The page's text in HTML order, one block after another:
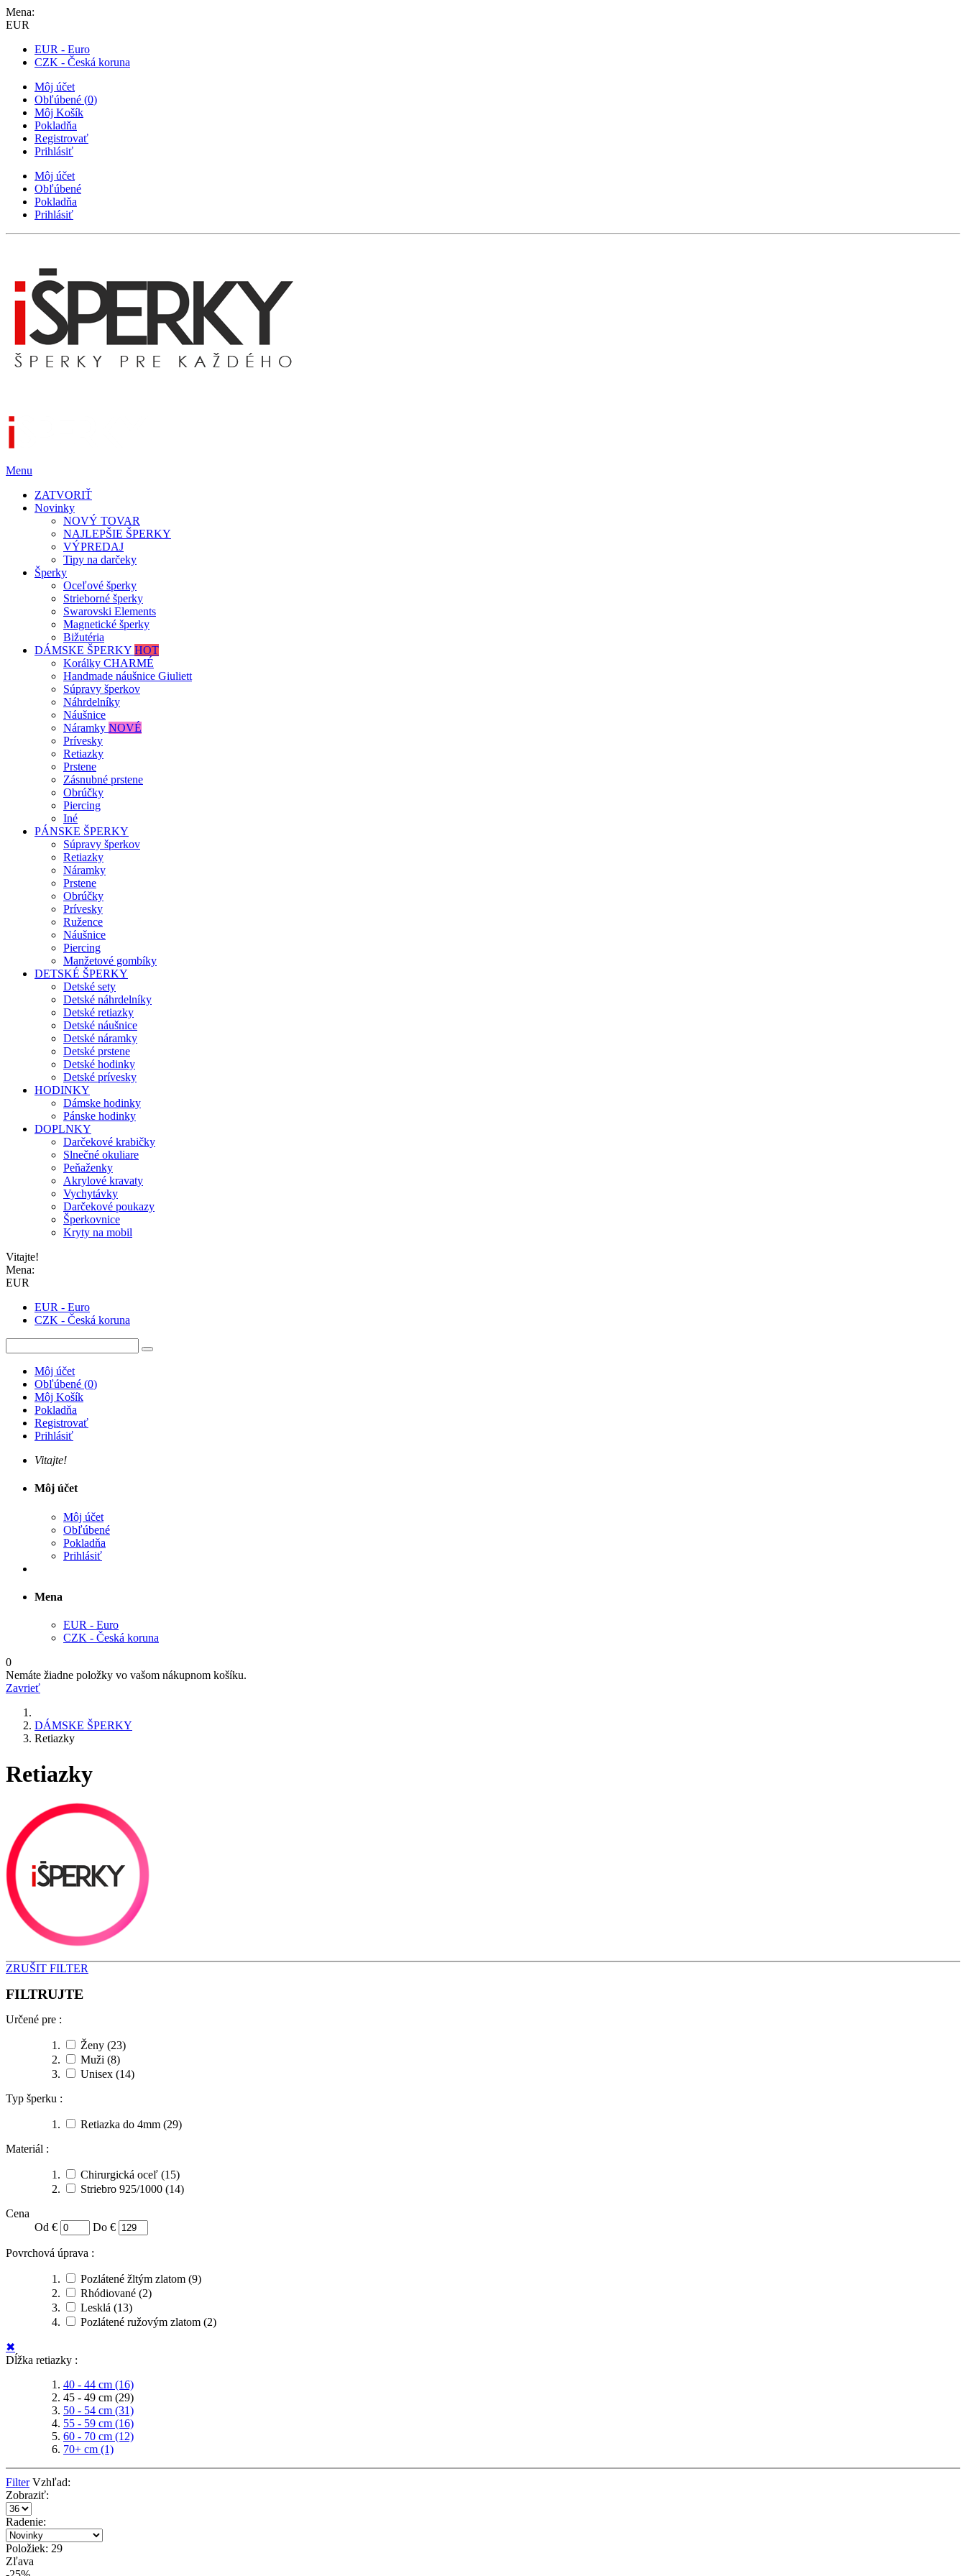
Mena:
EUR
EUR - Euro
CZK - Česká koruna
Môj účet
Obľúbené (0)
Môj Košík
Pokladňa
Registrovať
Prihlásiť
Môj účet
Obľúbené
Pokladňa
Prihlásiť
Menu
ZATVORIŤ
Novinky
NOVÝ TOVAR
NAJLEPŠIE ŠPERKY
VÝPREDAJ
Tipy na darčeky
Šperky
Oceľové šperky
Strieborné šperky
Swarovski Elements
Magnetické šperky
Bižutéria
DÁMSKE ŠPERKY HOT
Korálky CHARMÉ
Handmade náušnice Giuliett
Súpravy šperkov
Náhrdelníky
Náušnice
Náramky NOVÉ
Prívesky
Retiazky
Prstene
Zásnubné prstene
Obrúčky
Piercing
Iné
PÁNSKE ŠPERKY
Súpravy šperkov
Retiazky
Náramky
Prstene
Obrúčky
Prívesky
Ružence
Náušnice
Piercing
Manžetové gombíky
DETSKÉ ŠPERKY
Detské sety
Detské náhrdelníky
Detské retiazky
Detské náušnice
Detské náramky
Detské prstene
Detské hodinky
Detské prívesky
HODINKY
Dámske hodinky
Pánske hodinky
DOPLNKY
Darčekové krabičky
Slnečné okuliare
Peňaženky
Akrylové kravaty
Vychytávky
Darčekové poukazy
Šperkovnice
Kryty na mobil
Vitajte!
Mena:
EUR
EUR - Euro
CZK - Česká koruna
Môj účet
Obľúbené (0)
Môj Košík
Pokladňa
Registrovať
Prihlásiť
Vitajte!
Môj účet
Môj účet
Obľúbené
Pokladňa
Prihlásiť
Mena
EUR - Euro
CZK - Česká koruna
0
Nemáte žiadne položky vo vašom nákupnom košíku.
Zavrieť
DÁMSKE ŠPERKY
Retiazky
Retiazky
ZRUŠIT FILTER
FILTRUJTE
Určené pre :
Ženy (23)
Muži (8)
Unisex (14)
Typ šperku :
Retiazka do 4mm (29)
Materiál :
Chirurgická oceľ (15)
Striebro 925/1000 (14)
Cena
Od €
Do €
Povrchová úprava :
Pozlátené žltým zlatom (9)
Rhódiované (2)
Lesklá (13)
Pozlátené ružovým zlatom (2)
✖
Dĺžka retiazky :
40 - 44 cm (16)
45 - 49 cm (29)
50 - 54 cm (31)
55 - 59 cm (16)
60 - 70 cm (12)
70+ cm (1)
Filter Vzhľad:
Zobraziť:
Radenie:
Položiek: 29
Zľava